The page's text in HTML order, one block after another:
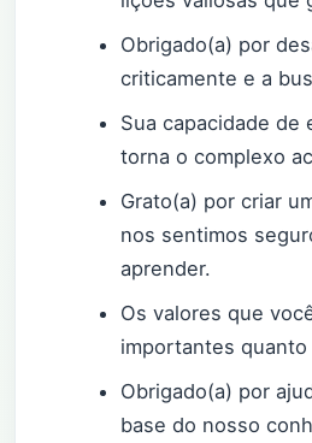
Obrigado(a) por
criticamente e a
Sua capacidade de
torna o complexo
Grato(a) por criar
nos sentimos
aprender.
Os valores que
importantes quanto
Obrigado(a) por
base do nosso